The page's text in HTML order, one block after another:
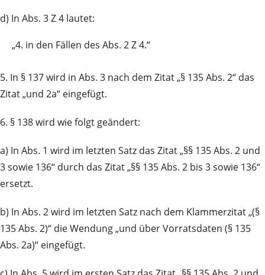
d) In Abs. 3 Z 4 lautet:
„4. in den Fällen des Abs. 2 Z 4.“
5. In § 137 wird in Abs. 3 nach dem Zitat „§ 135 Abs. 2“ das
Zitat „und 2a“ eingefügt.
6. § 138 wird wie folgt geändert:
a) In Abs. 1 wird im letzten Satz das Zitat „§§ 135 Abs. 2 und
3 sowie 136“ durch das Zitat „§§ 135 Abs. 2 bis 3 sowie 136“
ersetzt.
b) In Abs. 2 wird im letzten Satz nach dem Klammerzitat „(§
135 Abs. 2)“ die Wendung „und über Vorratsdaten (§ 135
Abs. 2a)“ eingefügt.